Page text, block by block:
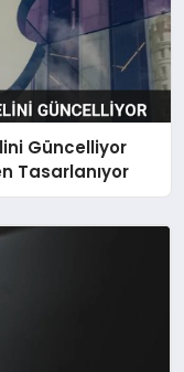
Güncelliyor
Tasarlanıyor